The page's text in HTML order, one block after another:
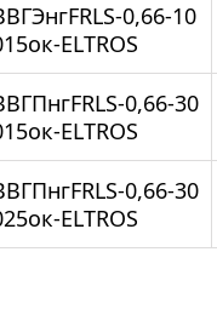
0,66-10
ELTROS
0,66-30
ELTROS
0,66-30
ELTROS